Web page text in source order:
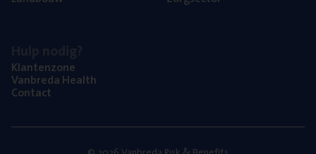
Klan­ten­zo­ne
Van­b­re­da Health
Con­tact